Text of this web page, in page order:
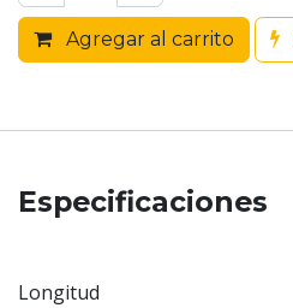
Agregar al carrito
Especificaciones
Longitud